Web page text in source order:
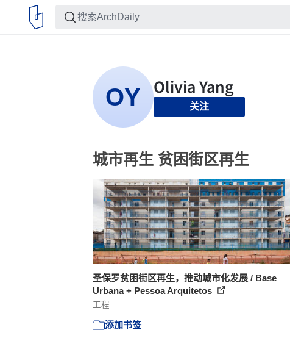
关注
城市再生 贫困街区再生
圣保罗贫困街区再生，推动城市化发展 / Base
Urbana + Pessoa Arquitetos
工程
添加书签